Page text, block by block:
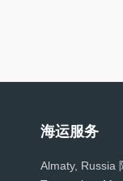
海运服务
Almaty, Russia